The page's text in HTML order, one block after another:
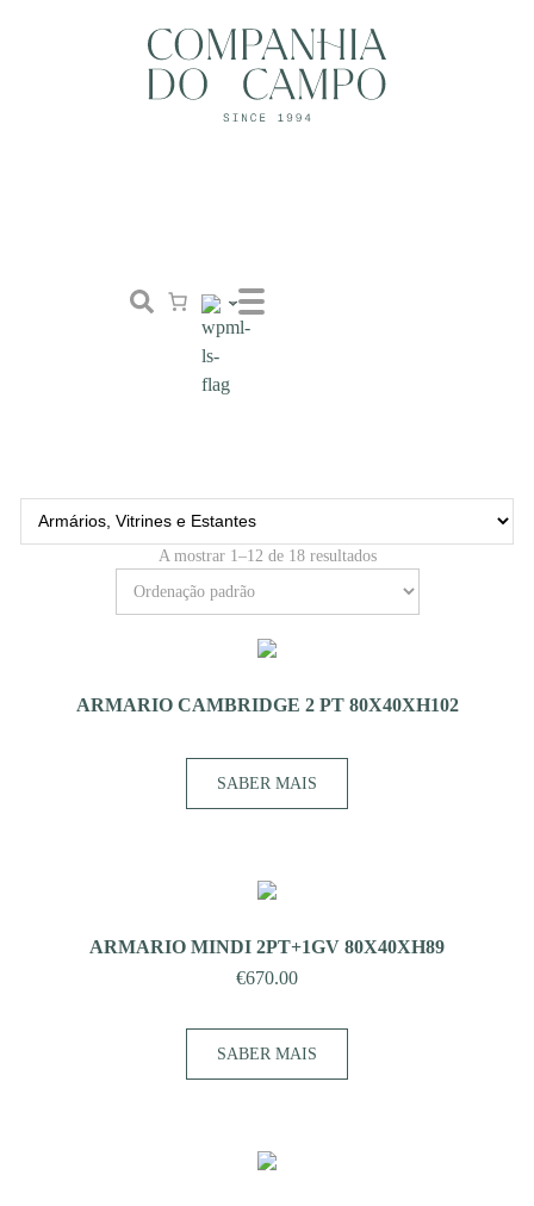
A mostrar 1–12 de 18 resultados
ARMARIO CAMBRIDGE 2 PT 80X40XH102
SABER MAIS
ARMARIO MINDI 2PT+1GV 80X40XH89
€670.00
SABER MAIS